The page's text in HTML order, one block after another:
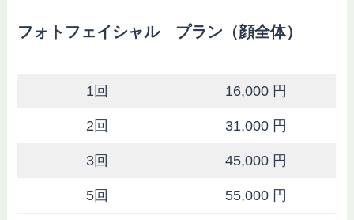
フォトフェイシャル プラン（顔全体）
1回 16,000 円
2回 31,000 円
3回 45,000 円
5回 55,000 円